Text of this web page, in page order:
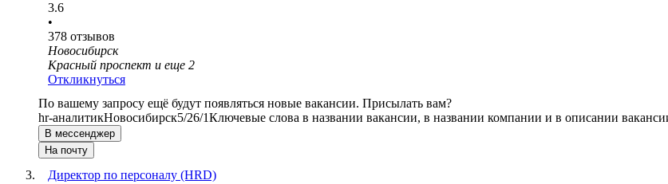
3.6
•
378 отзывов
Новосибирск
Красный проспект и еще 2
Откликнуться
По вашему запросу ещё будут появляться новые вакансии. Присылать вам?
hr-аналитикНовосибирск5/26/1Ключевые слова в названии вакансии, в названии компании и в описании
В мессенджер
На почту
Директор по персоналу (HRD)